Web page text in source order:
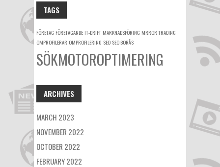
TAGS
FÖRETAG FÖRETAGANDE IT-DRIFT MARKNADSFÖRING MRROR TRADING
OMPROFILERAR OMPROFILERING SEO SEO BORÅS
SÖKMOTOROPTIMERING
ARCHIVES
MARCH 2023
NOVEMBER 2022
OCTOBER 2022
FEBRUARY 2022